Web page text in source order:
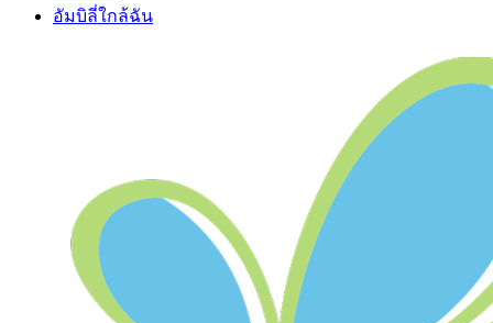
อัมบิลี่ใกล้ฉัน